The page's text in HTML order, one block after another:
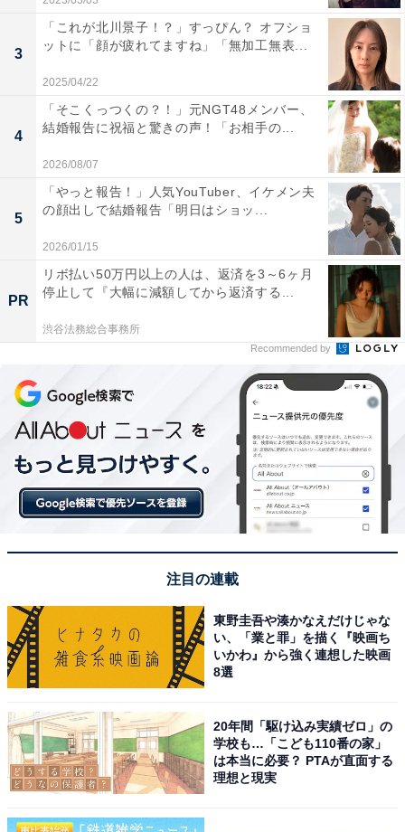
3
「これが北川景子！？」すっぴん？ オフショ
ットに「顔が疲れてますね」「無加工無表...
2025/04/22
4
「そこくっつくの？！」元NGT48メンバー、
結婚報告に祝福と驚きの声！「お相手の...
2026/08/07
5
「やっと報告！」人気YouTuber、イケメン夫
の顔出しで結婚報告「明日はショッ...
2026/01/15
PR
リボ払い50万円以上の人は、返済を3～6ヶ月
停止して『大幅に減額してから返済する...
渋谷法務総合事務所
Recommended by
注目の連載
東野圭吾や湊かなえだけじゃな
い、「業と罪」を描く『映画ち
いかわ』から強く連想した映画
8選
20年間「駆け込み実績ゼロ」の
学校も…「こども110番の家」
は本当に必要？ PTAが直面する
理想と現実